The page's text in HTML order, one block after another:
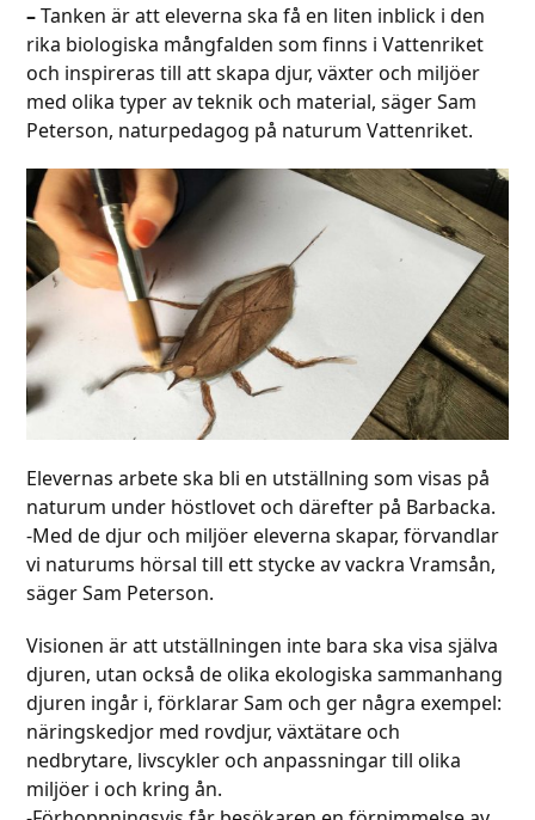
–Tanken är att eleverna ska få en liten inblick i den
rika biologiska mångfalden som finns i Vattenriket
och inspireras till att skapa djur, växter och miljöer
med olika typer av teknik och material, säger Sam
Peterson, naturpedagog på naturum Vattenriket.
Elevernas arbete ska bli en utställning som visas på
naturum under höstlovet och därefter på Barbacka.
-Med de djur och miljöer eleverna skapar, förvandlar
vi naturums hörsal till ett stycke av vackra Vramsån,
säger Sam Peterson.
Visionen är att utställningen inte bara ska visa själva
djuren, utan också de olika ekologiska sammanhang
djuren ingår i, förklarar Sam och ger några exempel:
näringskedjor med rovdjur, växtätare och
nedbrytare, livscykler och anpassningar till olika
miljöer i och kring ån.